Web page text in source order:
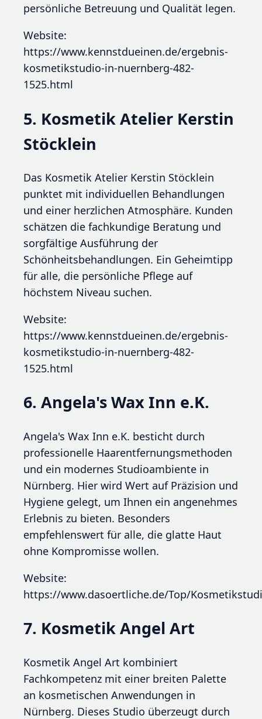
persönliche Betreuung und Qualität legen.
Website:
https://www.kennstdueinen.de/ergebnis-
kosmetikstudio-in-nuernberg-482-
1525.html
5. Kosmetik Atelier Kerstin
Stöcklein
Das Kosmetik Atelier Kerstin Stöcklein
punktet mit individuellen Behandlungen
und einer herzlichen Atmosphäre. Kunden
schätzen die fachkundige Beratung und
sorgfältige Ausführung der
Schönheitsbehandlungen. Ein Geheimtipp
für alle, die persönliche Pflege auf
höchstem Niveau suchen.
Website:
https://www.kennstdueinen.de/ergebnis-
kosmetikstudio-in-nuernberg-482-
1525.html
6. Angela's Wax Inn e.K.
Angela's Wax Inn e.K. besticht durch
professionelle Haarentfernungsmethoden
und ein modernes Studioambiente in
Nürnberg. Hier wird Wert auf Präzision und
Hygiene gelegt, um Ihnen ein angenehmes
Erlebnis zu bieten. Besonders
empfehlenswert für alle, die glatte Haut
ohne Kompromisse wollen.
Website:
https://www.dasoertliche.de/Top/
7. Kosmetik Angel Art
Kosmetik Angel Art kombiniert
Fachkompetenz mit einer breiten Palette
an kosmetischen Anwendungen in
Nürnberg. Dieses Studio überzeugt durch